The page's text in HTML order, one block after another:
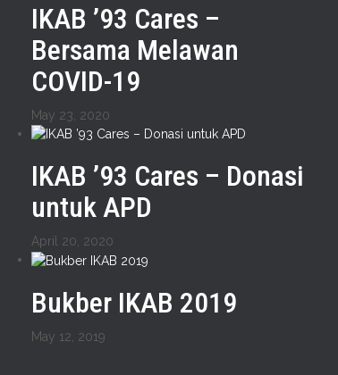
IKAB ’93 Cares –
Bersama Melawan
COVID-19
May 23, 2020
IKAB ’93 Cares – Donasi
untuk APD
April 20, 2020
Bukber IKAB 2019
May 12, 2019